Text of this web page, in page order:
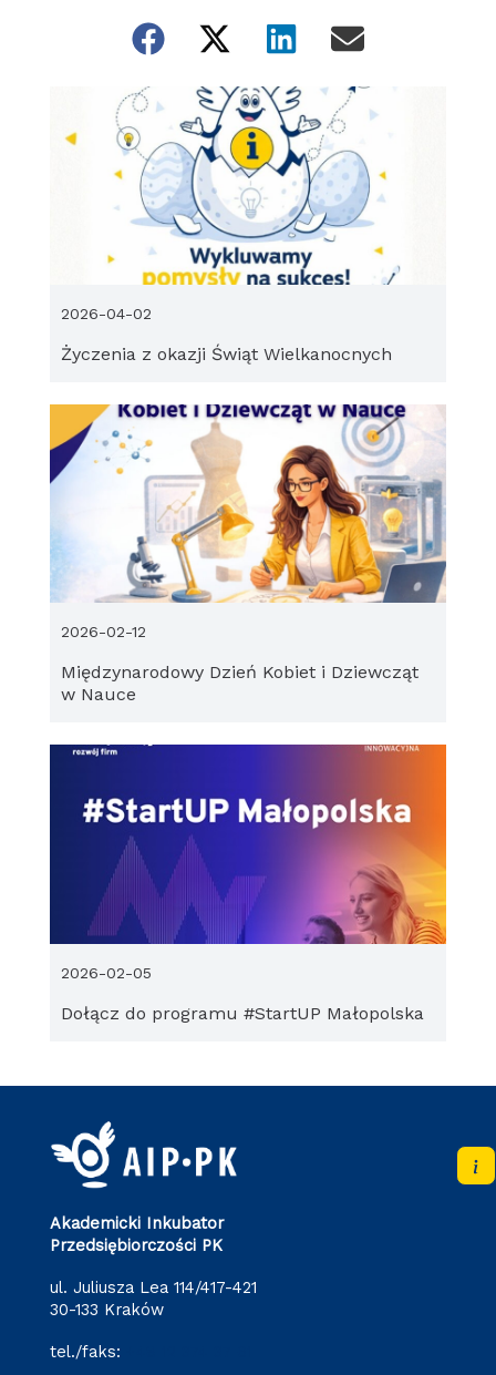
Życzenia z okazji Świąt Wielkanocnych
2026-04-02
Międzynarodowy Dzień Kobiet i Dziewcząt
w Nauce
2026-02-12
Dołącz do programu #StartUP Małopolska
2026-02-05
Akademicki Inkubator
Przedsiębiorczości PK
ul. Juliusza Lea 114/417-421
30-133 Kraków
tel./faks: